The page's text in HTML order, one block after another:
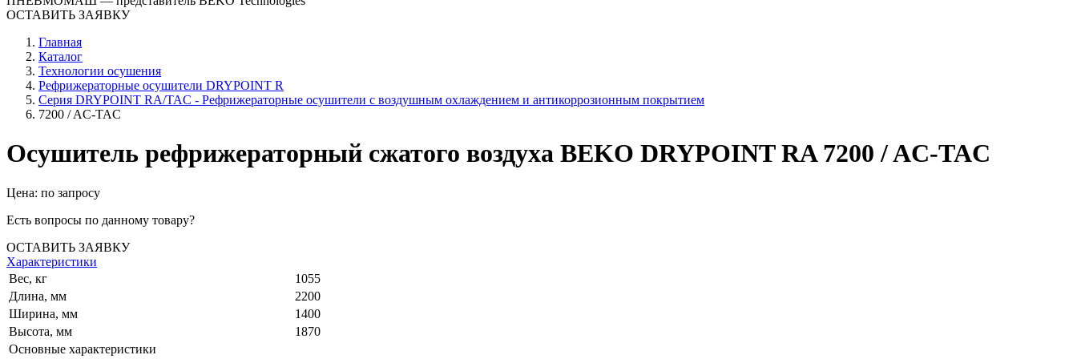
ОСТАВИТЬ ЗАЯВКУ
Главная
Каталог
Технологии осушения
Рефрижераторные осушители DRYPOINT R
Серия DRYPOINT RA/TAC - Рефрижераторные осушители с воздушным охлаждением и антикоррозионным покрытием
7200 / AC-TAC
Осушитель рефрижераторный сжатого воздуха BEKO DRYPOINT RA 7200 / AC-TAC
Цена: по запросу
Есть вопросы по данному товару?
ОСТАВИТЬ ЗАЯВКУ
Характеристики
Вес, кг
1055
Длина, мм
2200
Ширина, мм
1400
Высота, мм
1870
Основные характеристики